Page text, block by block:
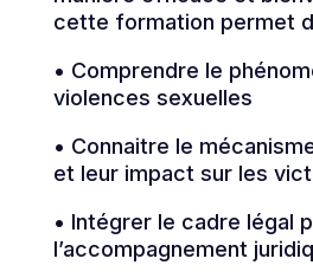
cette formation permet
• Comprendre le
violences sexuelles
• Connaitre le
et leur impact sur les
• Intégrer le cadre légal
l’accompagnement